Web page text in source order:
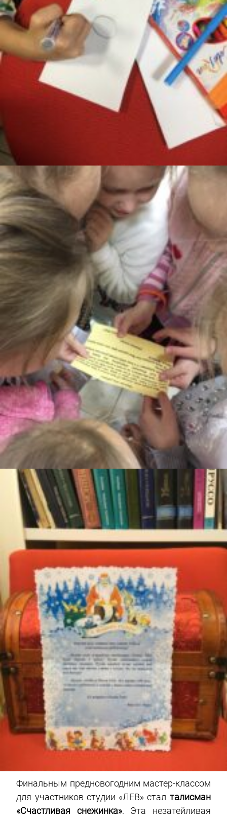
Финальным предновогодним мастер-классом
для участников студии «ЛЕВ» стал талисман
«Счастливая снежинка». Эта незатейливая